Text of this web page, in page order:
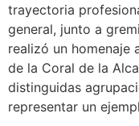
trayectoria
general, junto a
realizó un homenaje
de la Coral de la
distinguidas
representar un